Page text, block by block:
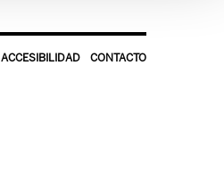
ACCESIBILIDAD CONTACTO